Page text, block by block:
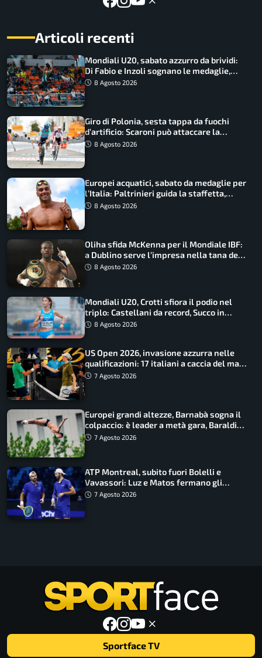
Articoli recenti
Mondiali U20, sabato azzurro da brividi:
Di Fabio e Inzoli sognano le medaglie,
Castellani e Succo in finale
8 Agosto 2026
Giro di Polonia, sesta tappa da fuochi
d’artificio: Scaroni può attaccare la
maglia di Lemmen
8 Agosto 2026
Europei acquatici, sabato da medaglie per
l’Italia: Paltrinieri guida la staffetta,
Barnabà sogna l’oro dalle grandi altezze
8 Agosto 2026
Oliha sfida McKenna per il Mondiale IBF:
a Dublino serve l’impresa nella tana del
lupo8 Agosto 2026
Mondiali U20, Crotti sfiora il podio nel
triplo: Castellani da record, Succo in
finale
8 Agosto 2026
US Open 2026, invasione azzurra nelle
qualificazioni: 17 italiani a caccia del main
draw7 Agosto 2026
Europei grandi altezze, Barnabà sogna il
colpaccio: è leader a metà gara, Baraldi
ancora in corsa
7 Agosto 2026
ATP Montreal, subito fuori Bolelli e
Vavassori: Luz e Matos fermano gli
azzurri
7 Agosto 2026
Sportface TV